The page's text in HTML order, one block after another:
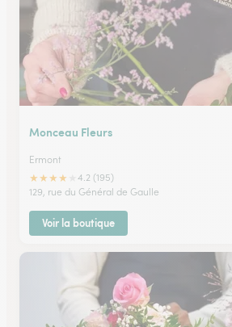
Monceau Fleurs
Ermont
★★★★
4.2 (195)
129, rue du Général de Gaulle
Voir la boutique